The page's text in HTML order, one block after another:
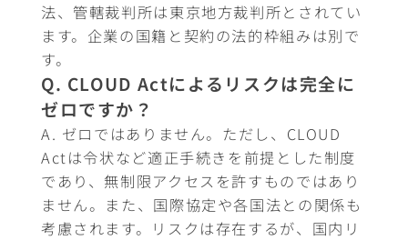
法、管轄裁判所は東京地方裁判所とされてい
ます。企業の国籍と契約の法的枠組みは別で
す。
Q. CLOUD Actによるリスクは完全に
ゼロですか？
A. ゼロではありません。ただし、CLOUD
Actは令状など適正手続きを前提とした制度
であり、無制限アクセスを許すものではあり
ません。また、国際協定や各国法との関係も
考慮されます。リスクは存在するが、国内リ